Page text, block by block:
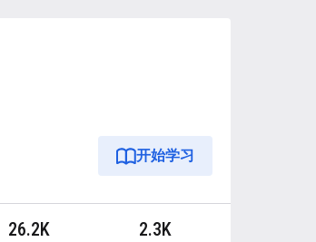
开始学习
26.2K 2.3K